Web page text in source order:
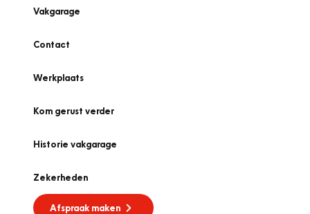
Vakgarage
Contact
Werkplaats
Kom gerust verder
Historie vakgarage
Zekerheden
Afspraak maken